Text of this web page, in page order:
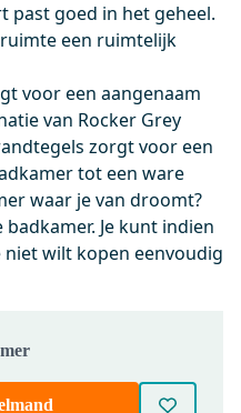
Toilet |
huis
Borstel | Zwart |
past goed in het geheel.
een ruimtelijk
voor een aangenaam
van Rocker Grey
zorgt voor een
tot een ware
waar je van droomt?
Je kunt indien
wilt kopen eenvoudig